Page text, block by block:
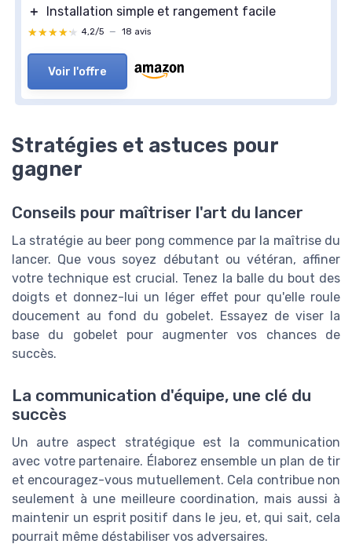
＋
Installation simple et rangement facile
★★★★★
★★★★★ 4,2/5 — 18 avis
Voir l'offre
Stratégies et astuces pour
gagner
Conseils pour maîtriser l'art du lancer
La stratégie au beer pong commence par la maîtrise du
lancer. Que vous soyez débutant ou vétéran, affiner
votre technique est crucial. Tenez la balle du bout des
doigts et donnez-lui un léger effet pour qu'elle roule
doucement au fond du gobelet. Essayez de viser la
base du gobelet pour augmenter vos chances de
succès.
La communication d'équipe, une clé du
succès
Un autre aspect stratégique est la communication
avec votre partenaire. Élaborez ensemble un plan de tir
et encouragez-vous mutuellement. Cela contribue non
seulement à une meilleure coordination, mais aussi à
maintenir un esprit positif dans le jeu, et, qui sait, cela
pourrait même déstabiliser vos adversaires.